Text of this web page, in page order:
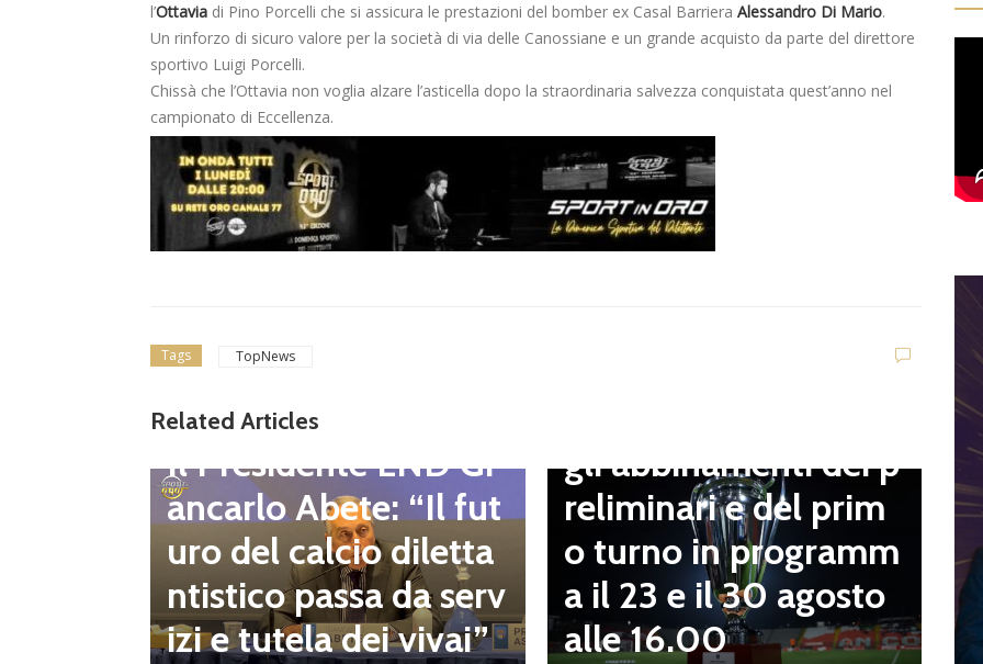
l’Ottavia di Pino Porcelli che si assicura le prestazioni del bomber ex Casal Barriera Alessandro Di Mario.
Un rinforzo di sicuro valore per la società di via delle Canossiane e un grande acquisto da parte del direttore
sportivo Luigi Porcelli.
Chissà che l’Ottavia non voglia alzare l’asticella dopo la straordinaria salvezza conquistata quest’anno nel
campionato di Eccellenza.
Tags TopNews
Related Articles
Dilettanti Regionali
Il Presidente LND Gi
ancarlo Abete: “Il fut
uro del calcio diletta
ntistico passa da serv
izi e tutela dei vivai”
gli abbinamenti dei p
reliminari e del prim
o turno in programm
a il 23 e il 30 agosto
alle 16.00
no